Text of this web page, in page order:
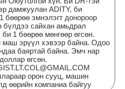
дамжуулан ADITY, би
бөөрөө эмнэлэгт донороор
бүлдээ сайхан амьдрал
1 бөөрөө мөнгөөр өгсөн.
маш эрүүл хэвээр байна. Одоо
баяртай байна. Эмч нар
өгсөн.
орон сууц, машин
өөрийн компаниа байгуу